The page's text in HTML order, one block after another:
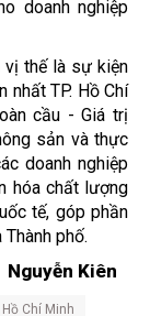
doanh nghiệp
vị thế là sự kiện
nhất TP. Hồ Chí
cầu - Giá trị
sản và thực
doanh nghiệp
hóa chất lượng
tế, góp phần
phố.
Nguyễn Kiên
Hồ Chí Minh